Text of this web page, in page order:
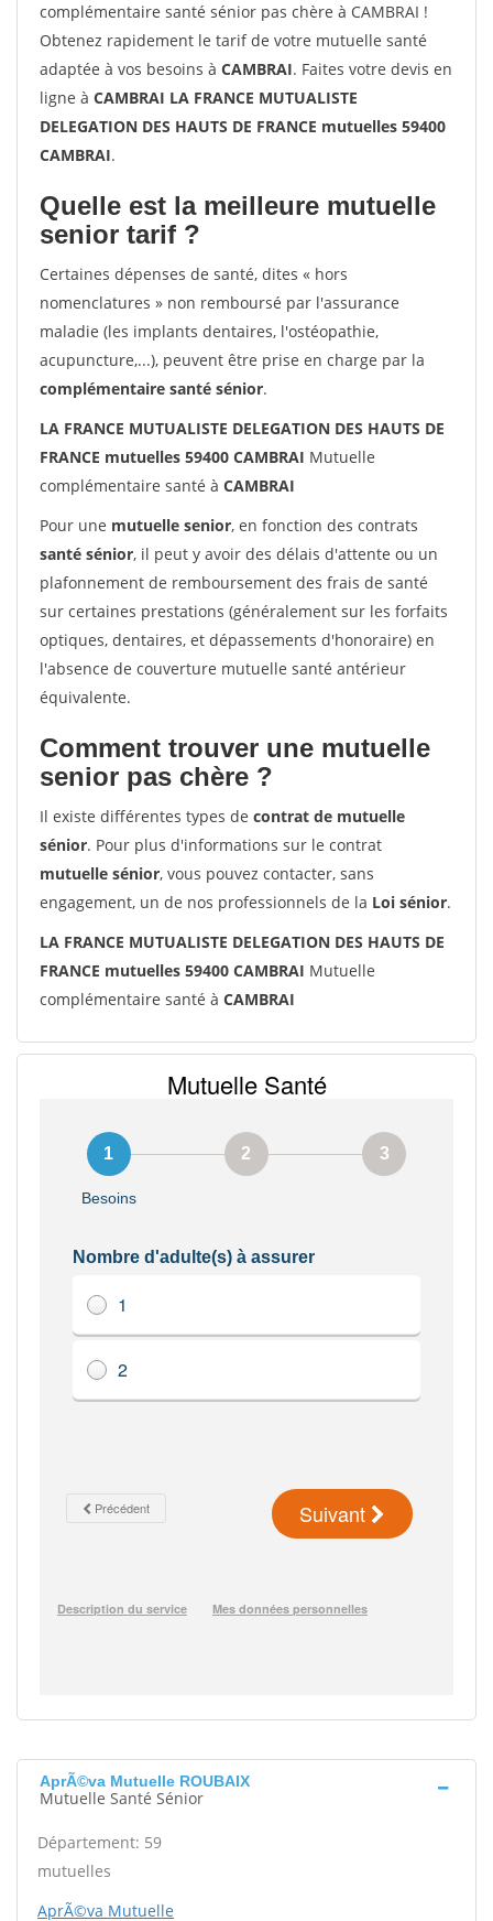
complémentaire santé sénior pas chère à CAMBRAI !
Obtenez rapidement le tarif de votre mutuelle santé
adaptée à vos besoins à CAMBRAI. Faites votre devis en
ligne à CAMBRAI LA FRANCE MUTUALISTE
DELEGATION DES HAUTS DE FRANCE mutuelles 59400
CAMBRAI.
Quelle est la meilleure mutuelle
senior tarif ?
Certaines dépenses de santé, dites « hors
nomenclatures » non remboursé par l'assurance
maladie (les implants dentaires, l'ostéopathie,
acupuncture,...), peuvent être prise en charge par la
complémentaire santé sénior.
LA FRANCE MUTUALISTE DELEGATION DES HAUTS DE
FRANCE mutuelles 59400 CAMBRAI Mutuelle
complémentaire santé à CAMBRAI
Pour une mutuelle senior, en fonction des contrats
santé sénior, il peut y avoir des délais d'attente ou un
plafonnement de remboursement des frais de santé
sur certaines prestations (généralement sur les forfaits
optiques, dentaires, et dépassements d'honoraire) en
l'absence de couverture mutuelle santé antérieur
équivalente.
Comment trouver une mutuelle
senior pas chère ?
Il existe différentes types de contrat de mutuelle
sénior. Pour plus d'informations sur le contrat
mutuelle sénior, vous pouvez contacter, sans
engagement, un de nos professionnels de la Loi sénior.
LA FRANCE MUTUALISTE DELEGATION DES HAUTS DE
FRANCE mutuelles 59400 CAMBRAI Mutuelle
complémentaire santé à CAMBRAI
AprÃ©va Mutuelle ROUBAIX
Mutuelle Santé Sénior
Département: 59
mutuelles
AprÃ©va Mutuelle